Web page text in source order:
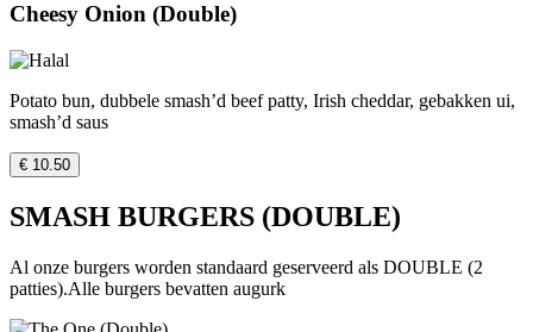
Cheesy Onion (Double)
Potato bun, dubbele smash’d beef patty, Irish cheddar, gebakken ui,
smash’d saus
€ 10.50
SMASH BURGERS (DOUBLE)
Al onze burgers worden standaard geserveerd als DOUBLE (2
patties).Alle burgers bevatten augurk